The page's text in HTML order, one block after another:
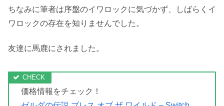
なぜならこのゲーム、マップを攻略する順番が決められて
いないのでプレイヤーによって全く異なるルートを歩むこ